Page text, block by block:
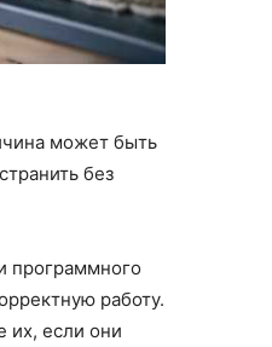
может быть
без
программного
работу.
их, если они